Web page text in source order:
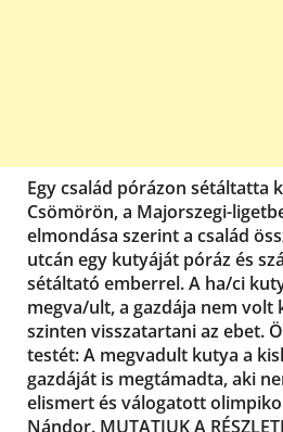
Egy család pórázon sétáltatta
Csömörön, a Majorszegi-
elmondása szerint a család
utcán egy kutyáját póráz és
sétáltató emberrel. A ha/ci
megva/ult, a gazdája nem volt
szinten visszatartani az ebet.
testét: A megvadult kutya a
gazdáját is megtámadta, aki
elismert és válogatott
Nándor. MUTATJUK A